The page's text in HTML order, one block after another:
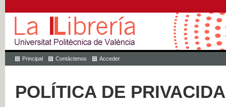
Principal Contáctenos Acceder
POLÍTICA DE